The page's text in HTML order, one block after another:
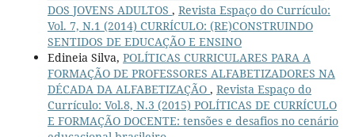
DOS JOVENS ADULTOS , Revista Espaço do Currículo:
Vol. 7, N.1 (2014) CURRÍCULO: (RE)CONSTRUINDO
SENTIDOS DE EDUCAÇÃO E ENSINO
Edineia Silva, POLÍTICAS CURRICULARES PARA A
FORMAÇÃO DE PROFESSORES ALFABETIZADORES NA
DÉCADA DA ALFABETIZAÇÃO , Revista Espaço do
Currículo: Vol.8, N.3 (2015) POLÍTICAS DE CURRÍCULO
E FORMAÇÃO DOCENTE: tensões e desafios no cenário